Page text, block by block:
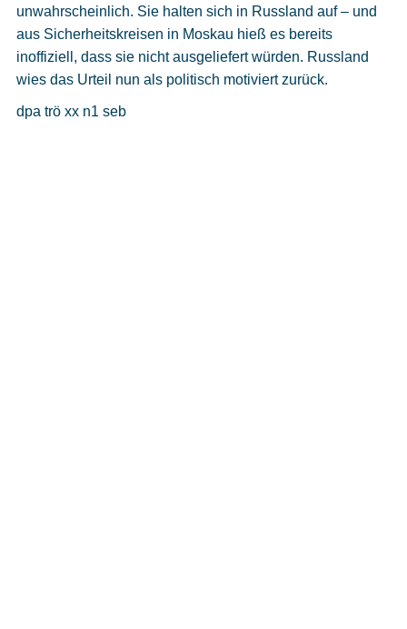
unwahrscheinlich. Sie halten sich in Russland auf – und
aus Sicherheitskreisen in Moskau hieß es bereits
inoffiziell, dass sie nicht ausgeliefert würden. Russland
wies das Urteil nun als politisch motiviert zurück.
dpa trö xx n1 seb